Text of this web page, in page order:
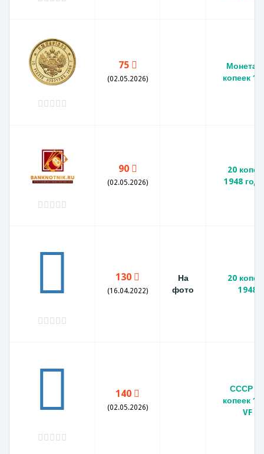
75
(02.05.2026)
Монета
копеек
90
(02.05.2026)
20
1948
130
(16.04.2022)
На
фото
20
1948
140
(02.05.2026)
СССР 20
копеек
VF